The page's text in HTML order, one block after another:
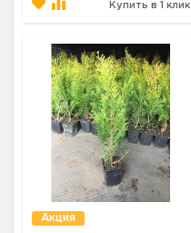
Купить в 1 клик
Акция